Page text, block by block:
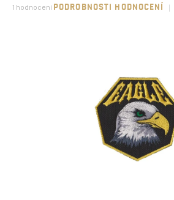
Průměrné
1 hodnocení PODROBNOSTI HODNOCENÍ